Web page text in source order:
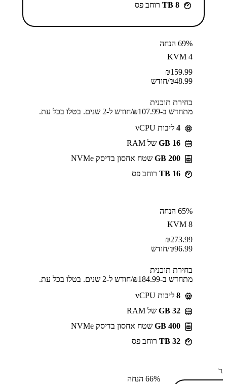
8 TB
רוחב פס
69% הנחה
KVM 4
159.99
₪
48.99
₪/חודש
בחירת תוכנית
מתחדש ב-⁦107.99⁩₪/חודש ל-2 שנים. בטלו בכל עת.
4 ליבות vCPU
GB 16 של RAM
200 GB
שטח אחסון בדיסק NVMe
16 TB
רוחב פס
65% הנחה
KVM 8
273.99
₪
96.99
₪/חודש
בחירת תוכנית
מתחדש ב-⁦184.99⁩₪/חודש ל-2 שנים. בטלו בכל עת.
8 ליבות vCPU
GB 32 של RAM
400 GB
שטח אחסון בדיסק NVMe
32 TB
רוחב פס
66% הנחה